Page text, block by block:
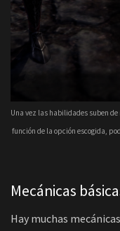
Una vez las habilidades suben
función de la opción escogida,
Mecánicas
Hay muchas